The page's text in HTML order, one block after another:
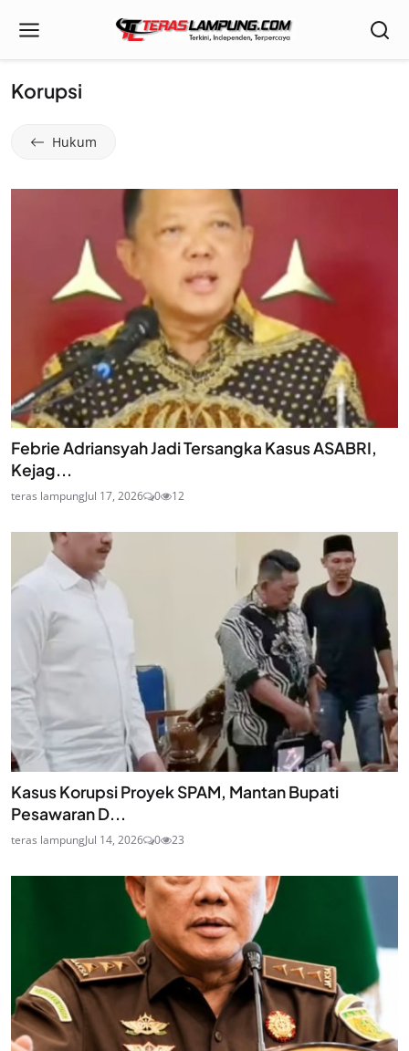
Korupsi
Hukum
Febrie Adriansyah Jadi Tersangka Kasus ASABRI,
Kejag...
teras lampungJul 17, 2026 0 12
Kasus Korupsi Proyek SPAM, Mantan Bupati
Pesawaran D...
teras lampungJul 14, 2026 0 23